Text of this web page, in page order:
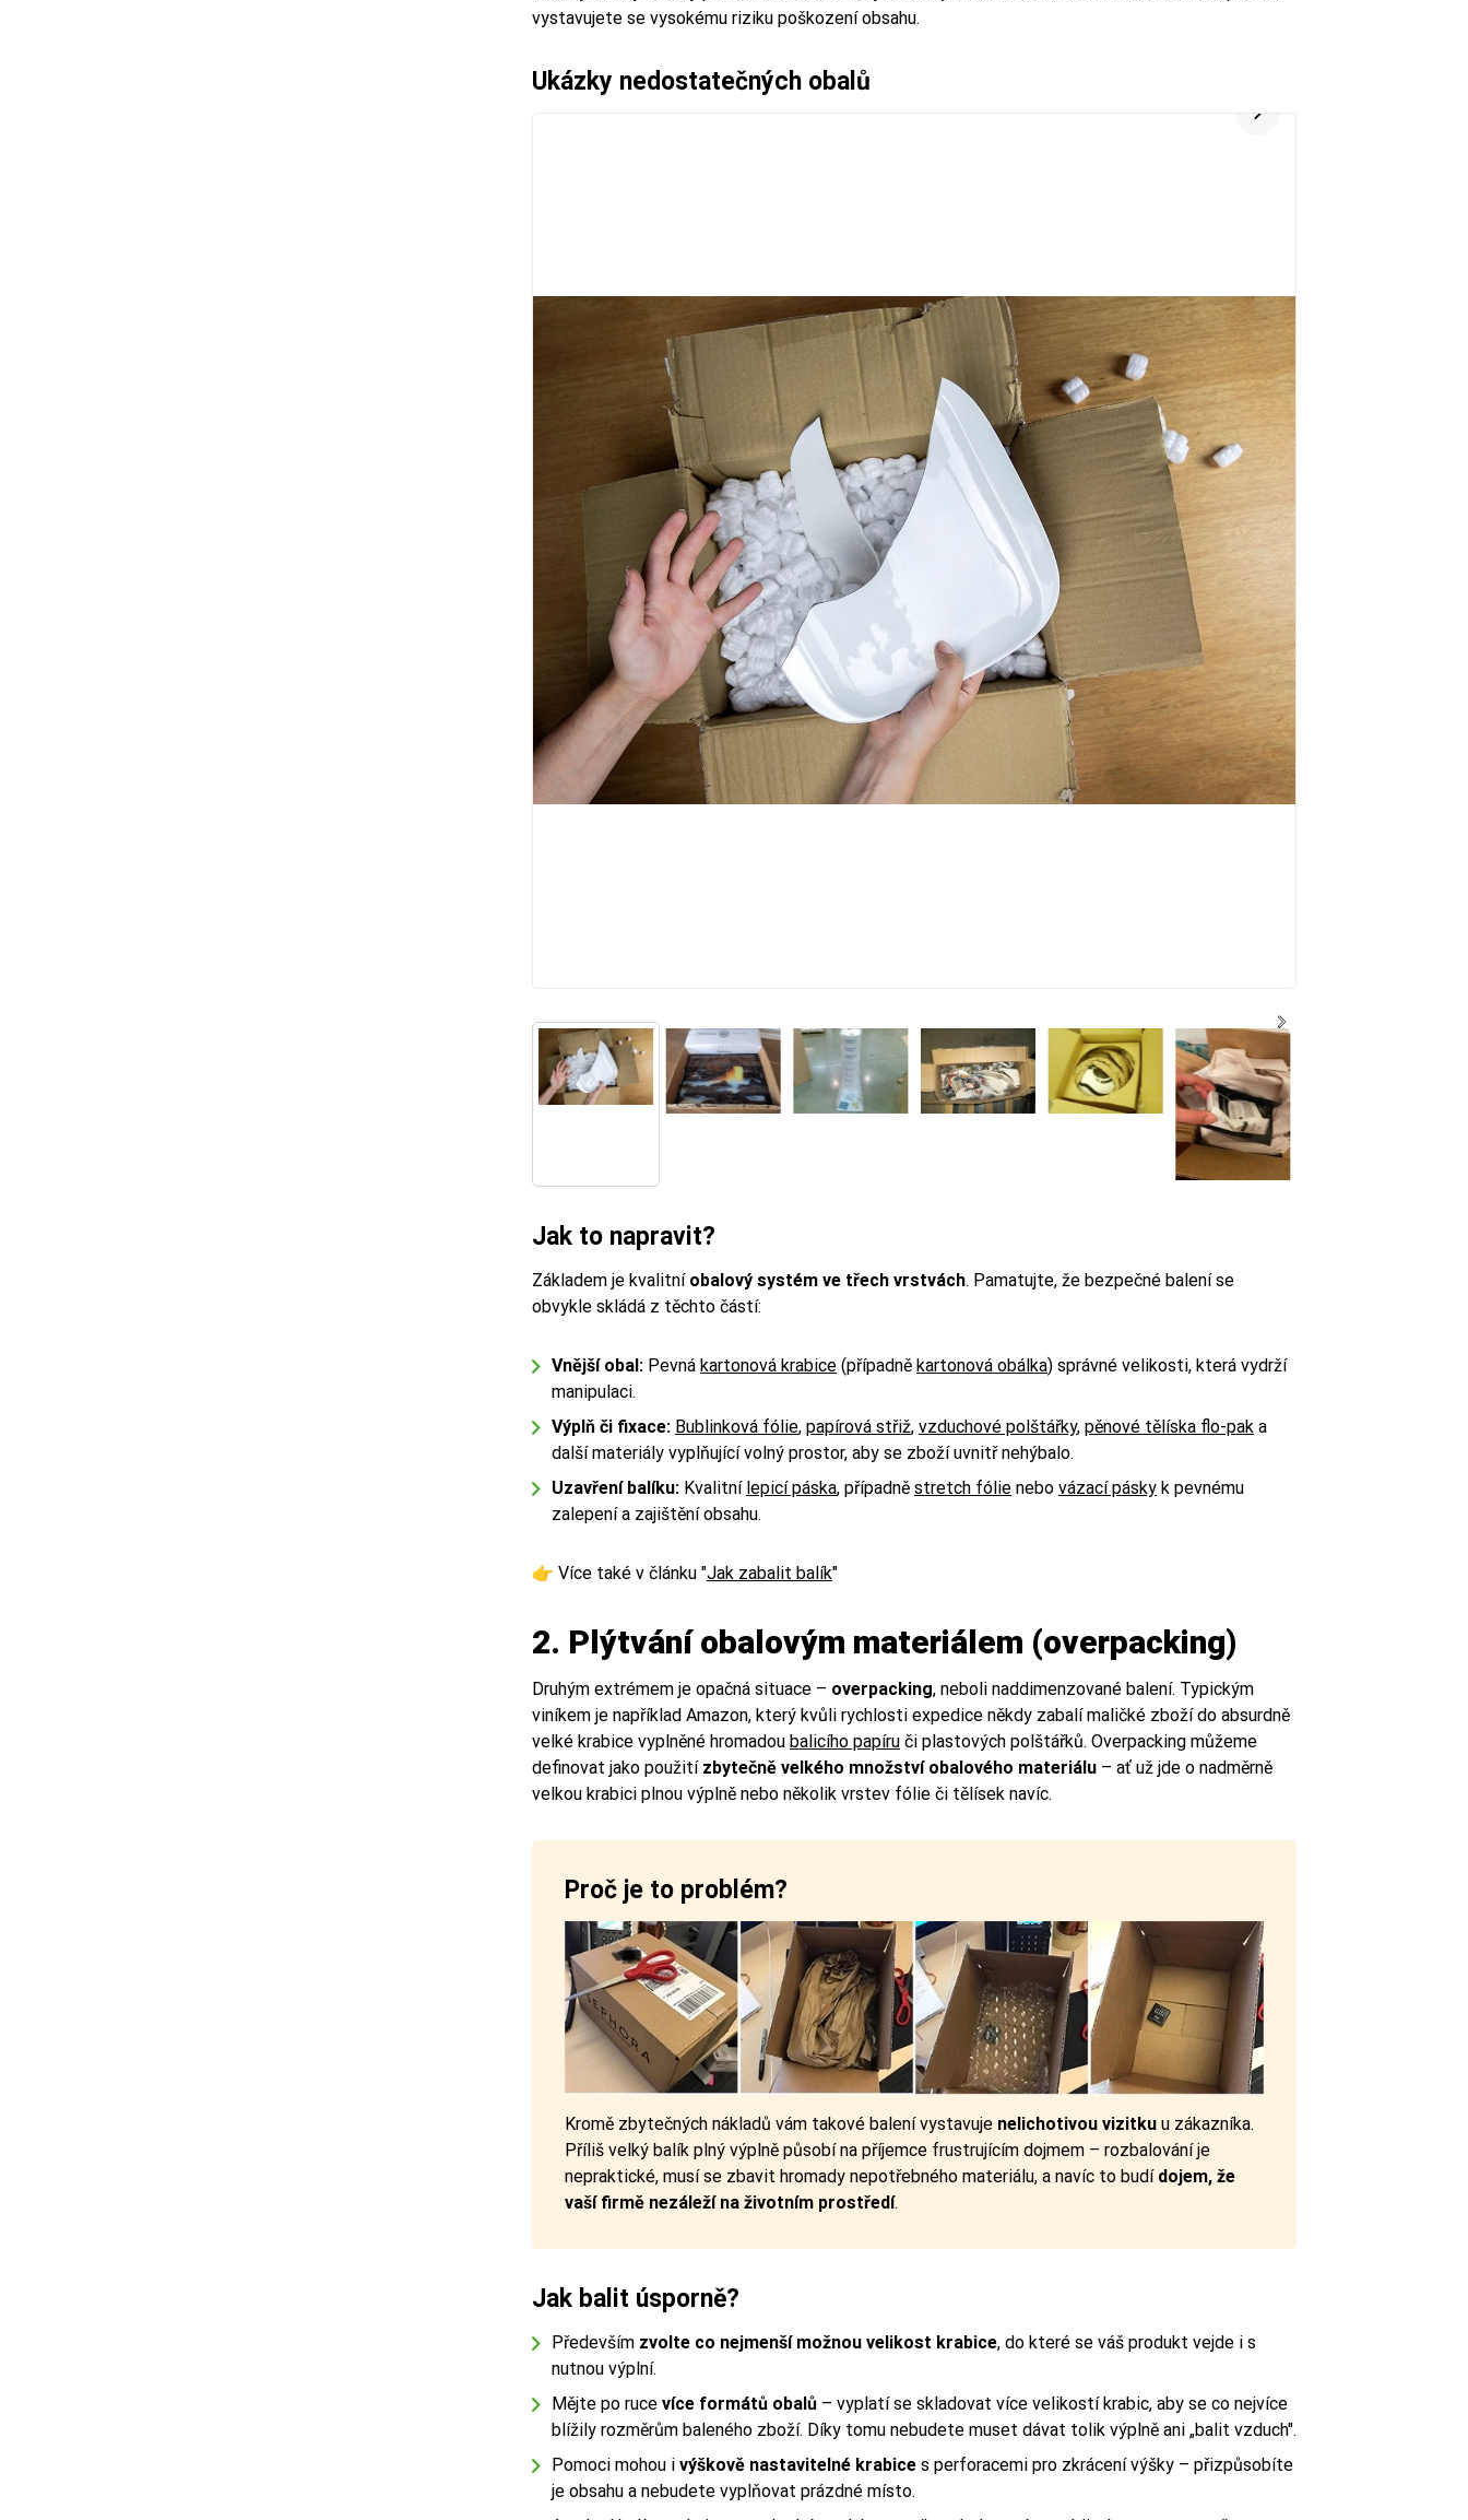
vystavujete se vysokému riziku poškození obsahu.
Ukázky nedostatečných obalů
Jak to napravit?
Základem je kvalitní obalový systém ve třech vrstvách. Pamatujte, že bezpečné balení se
obvykle skládá z těchto částí:
Vnější obal: Pevná kartonová krabice (případně kartonová obálka) správné velikosti, která vydrží
manipulaci.
Výplň či fixace: Bublinková fólie, papírová střiž, vzduchové polštářky, pěnové tělíska flo-pak a
další materiály vyplňující volný prostor, aby se zboží uvnitř nehýbalo.
Uzavření balíku: Kvalitní lepicí páska, případně stretch fólie nebo vázací pásky k pevnému
zalepení a zajištění obsahu.
👉 Více také v článku "Jak zabalit balík"
2. Plýtvání obalovým materiálem (overpacking)
Druhým extrémem je opačná situace – overpacking, neboli naddimenzované balení. Typickým
viníkem je například Amazon, který kvůli rychlosti expedice někdy zabalí maličké zboží do absurdně
velké krabice vyplněné hromadou balicího papíru či plastových polštářků. Overpacking můžeme
definovat jako použití zbytečně velkého množství obalového materiálu – ať už jde o nadměrně
velkou krabici plnou výplně nebo několik vrstev fólie či tělísek navíc.
Proč je to problém?
Kromě zbytečných nákladů vám takové balení vystavuje nelichotivou vizitku u zákazníka.
Příliš velký balík plný výplně působí na příjemce frustrujícím dojmem – rozbalování je
nepraktické, musí se zbavit hromady nepotřebného materiálu, a navíc to budí dojem, že
vaší firmě nezáleží na životním prostředí.
Jak balit úsporně?
Především zvolte co nejmenší možnou velikost krabice, do které se váš produkt vejde i s
nutnou výplní.
Mějte po ruce více formátů obalů – vyplatí se skladovat více velikostí krabic, aby se co nejvíce
blížily rozměrům baleného zboží. Díky tomu nebudete muset dávat tolik výplně ani „balit vzduch".
Pomoci mohou i výškově nastavitelné krabice s perforacemi pro zkrácení výšky – přizpůsobíte
je obsahu a nebudete vyplňovat prázdné místo.